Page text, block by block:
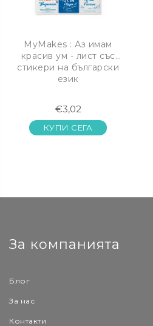
MyMakes : Аз имам
красив ум - лист със
стикери на български
език
€3,02
КУПИ СЕГА
За компанията
Блог
За нас
Контакти